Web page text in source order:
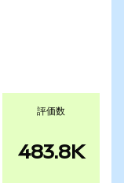
評価数
483.8K